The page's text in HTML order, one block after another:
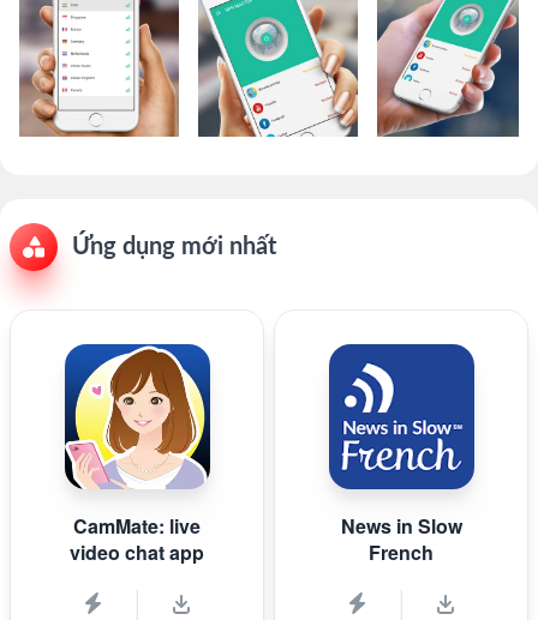
Ứng dụng mới nhất
CamMate: live
video chat app
News in Slow
French